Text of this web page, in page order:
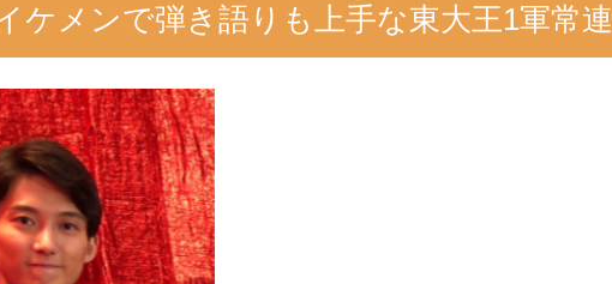
ケメンで弾き語りも上手な東大王1軍常連